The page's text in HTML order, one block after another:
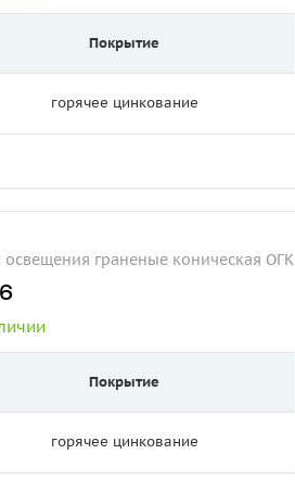
Покрытие
горячее цинкование
граненые коническая ОГК
Покрытие
горячее цинкование